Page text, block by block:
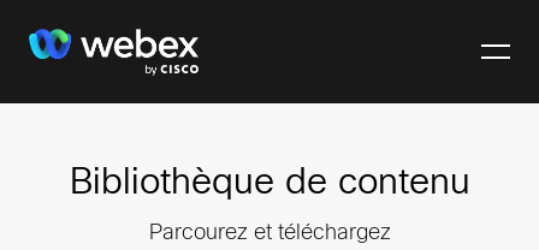
Bibliothèque de contenu
Parcourez et téléchargez